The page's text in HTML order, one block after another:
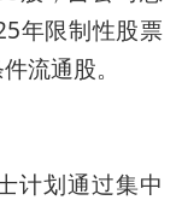
年限制性股票
流通股。
计划通过集中